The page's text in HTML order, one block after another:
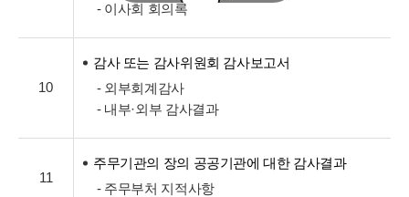
- 이사회 회의록
10
감사 또는 감사위원회 감사보고서
- 외부회계감사
- 내부·외부 감사결과
11
주무기관의 장의 공공기관에 대한 감사결과
- 주무부처 지적사항